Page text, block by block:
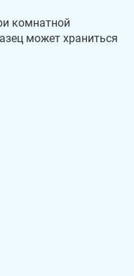
комнатной
может храниться